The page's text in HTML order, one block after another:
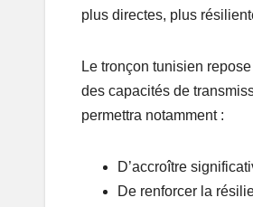
plus directes, plus
Le tronçon tunisien
des capacités de
permettra notamment :
D’accroître
De renforcer la